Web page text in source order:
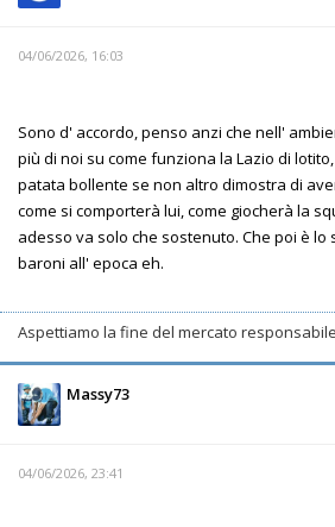
04/06/2026, 16:03
Sono d' accordo, penso anzi che nell'
più di noi su come funziona la Lazio di
patata bollente se non altro dimostra di
come si comporterà lui, come giocherà la
adesso va solo che sostenuto. Che poi è
baroni all' epoca eh.
Aspettiamo la fine del mercato
Massy73
04/06/2026, 23:41